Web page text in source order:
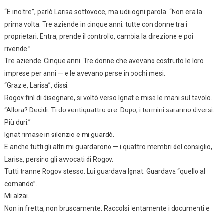
“E inoltre”, parlò Larisa sottovoce, ma udii ogni parola. “Non era la
prima volta. Tre aziende in cinque anni, tutte con donne tra i
proprietari. Entra, prende il controllo, cambia la direzione e poi
rivende.”
Tre aziende. Cinque anni. Tre donne che avevano costruito le loro
imprese per anni — e le avevano perse in pochi mesi.
“Grazie, Larisa”, dissi.
Rogov finì di disegnare, si voltò verso Ignat e mise le mani sul tavolo.
“Allora? Decidi. Ti do ventiquattro ore. Dopo, i termini saranno diversi.
Più duri.”
Ignat rimase in silenzio e mi guardò.
E anche tutti gli altri mi guardarono — i quattro membri del consiglio,
Larisa, persino gli avvocati di Rogov.
Tutti tranne Rogov stesso. Lui guardava Ignat. Guardava “quello al
comando”.
Mi alzai.
Non in fretta, non bruscamente. Raccolsi lentamente i documenti e